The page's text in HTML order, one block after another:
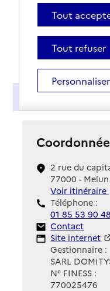
2 rue du
77000 - Melun
Voir itinéraire
Téléphone :
01 85 53 90 48
Contact
Contact
Site Internet
Site internet
Gestionnaire :
SARL
N° FINESS :
770025476
Tout
Tout refuser
Personnaliser